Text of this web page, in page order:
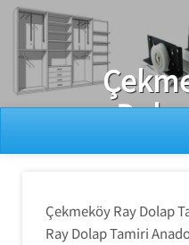
Ray Dolap Tamiri
Çekmeköy Ray Dolap
Ray Dolap Tamiri